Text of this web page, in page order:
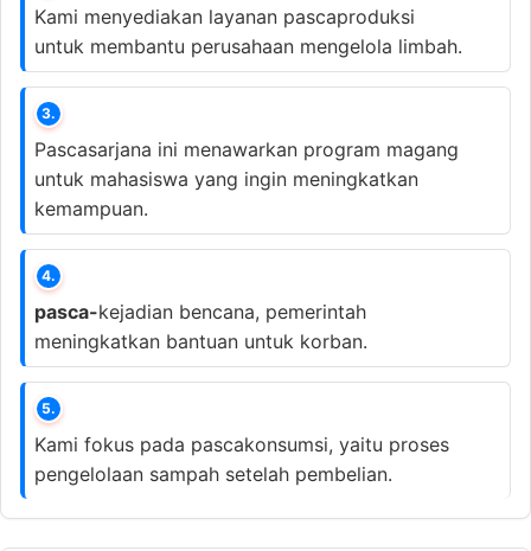
Kami menyediakan layanan pascaproduksi
untuk membantu perusahaan mengelola limbah.
3.
Pascasarjana ini menawarkan program magang
untuk mahasiswa yang ingin meningkatkan
kemampuan.
4.
pasca-kejadian bencana, pemerintah
meningkatkan bantuan untuk korban.
5.
Kami fokus pada pascakonsumsi, yaitu proses
pengelolaan sampah setelah pembelian.